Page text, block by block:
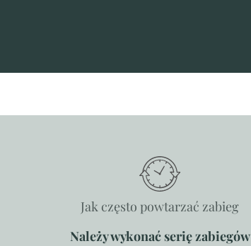
Jak często powtarzać zabieg
Należy wykonać serię zabiegów